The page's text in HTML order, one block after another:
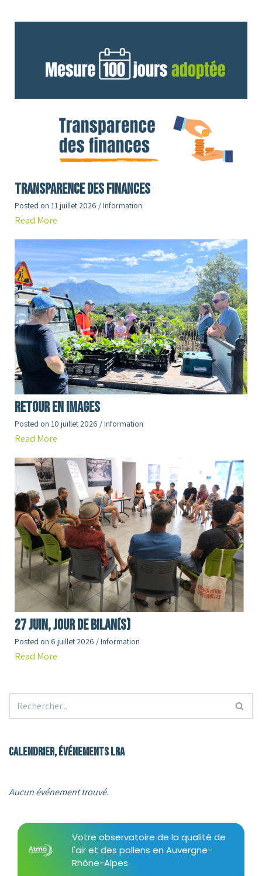
Transparence des finances
Posted on 11 juillet 2026 /Information
Read More
RETOUR en images
Posted on 10 juillet 2026 /Information
Read More
27 juin, jour de Bilan(s)
Posted on 6 juillet 2026 /Information
Read More
Calendrier, événements LRA
Aucun événement trouvé.